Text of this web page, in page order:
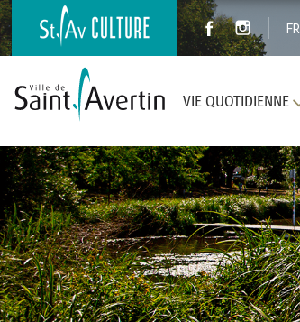
FR
VIE QUOTIDIENNE